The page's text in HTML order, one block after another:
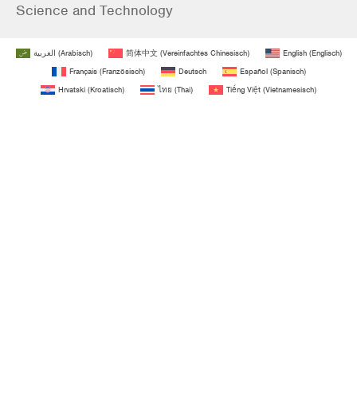
Science and Technology
العربية (Arabisch) 简体中文(Vereinfachtes Chinesisch) English(Englisch)
Français(Französisch) Deutsch Español(Spanisch)
Hrvatski (Kroatisch) ไทย (Thai) Tiếng Việt (Vietnamesisch)